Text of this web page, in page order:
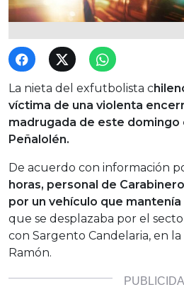
La nieta del exfutbolista c
víctima de una violenta
madrugada de este domingo
Peñalolén.
De acuerdo con información
horas, personal de
por un vehículo que
que se desplazaba por el
con Sargento Candelaria, en
Ramón.